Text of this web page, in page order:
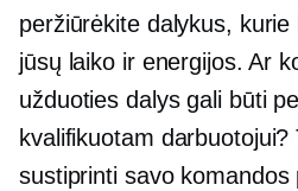
peržiūrėkite dalykus,
jūsų laiko ir energijos. Ar
užduoties dalys gali būti
kvalifikuotam
sustiprinti savo komandos